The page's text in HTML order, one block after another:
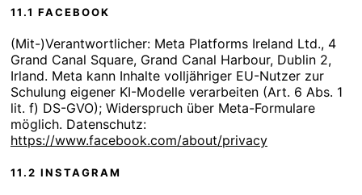
11.1 FACEBOOK
(Mit-)Verantwortlicher: Meta Platforms Ireland Ltd., 4
Grand Canal Square, Grand Canal Harbour, Dublin 2,
Irland. Meta kann Inhalte volljähriger EU-Nutzer zur
Schulung eigener KI-Modelle verarbeiten (Art. 6 Abs. 1
lit. f) DS-GVO); Widerspruch über Meta-Formulare
möglich. Datenschutz:
https://www.facebook.com/about/privacy
11.2 INSTAGRAM